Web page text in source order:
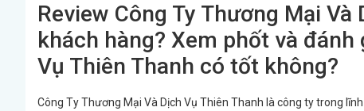
Review Công Ty Thương Mại
khách hàng? Xem phốt và
Vụ Thiên Thanh có tốt không?
Công Ty Thương Mại Và Dịch Vụ Thiên Thanh là công ty trong